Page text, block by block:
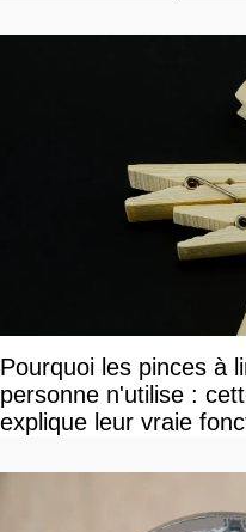
Pourquoi les pinces à
personne n'utilise :
explique leur vraie